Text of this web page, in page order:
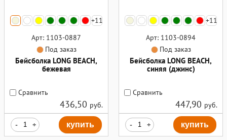
+11
Арт: 1103-0887
Под заказ
Бейсболка LONG BEACH,
бежевая
Сравнить
436,50 руб.
- + купить
+11
Арт: 1103-0894
Под заказ
Бейсболка LONG BEACH,
синяя (джинс)
Сравнить
447,90 руб.
- + купить